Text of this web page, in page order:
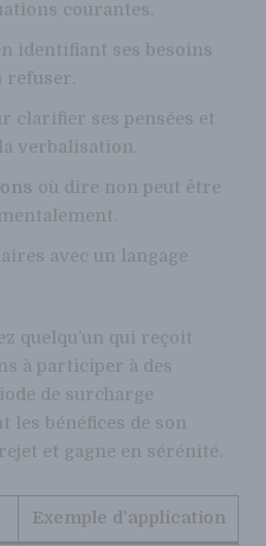
courantes.
identifiant ses besoins
refuser.
clarifier ses pensées et
verbalisation.
où dire non peut être
avec un langage
quelqu’un qui reçoit
à participer à des
de surcharge
les bénéfices de son
et gagne en sérénité.
Exemple d’application